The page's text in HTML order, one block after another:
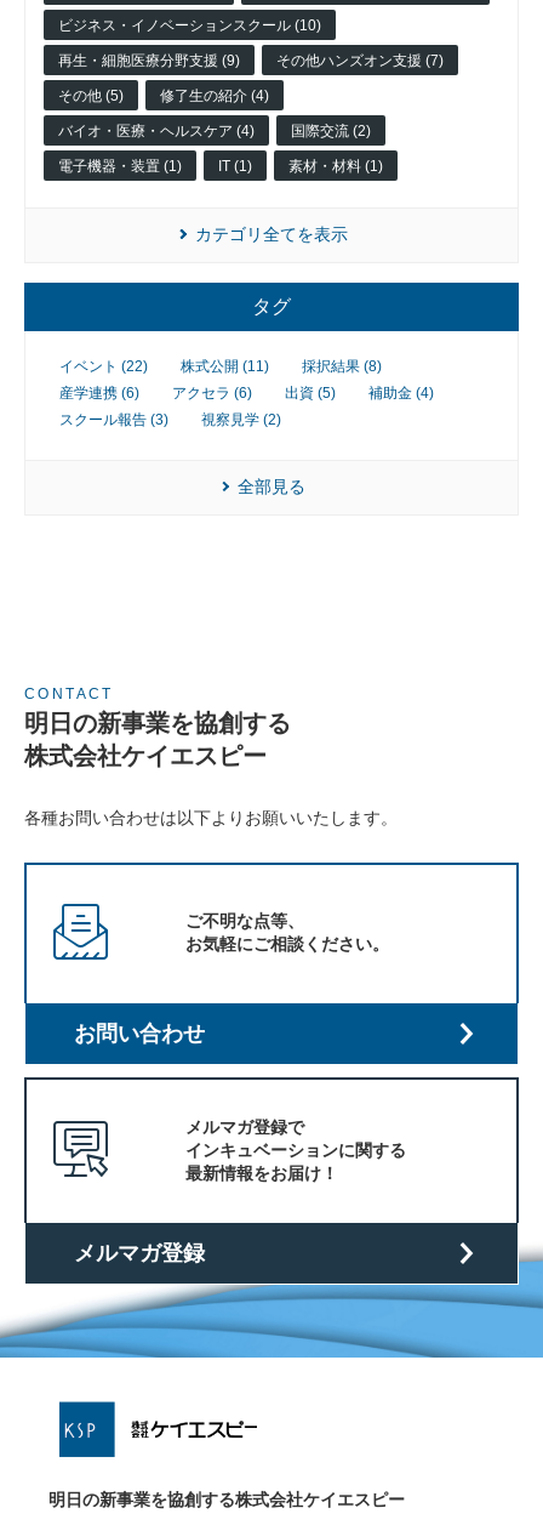
ビジネス・イノベーションスクール (10)
再生・細胞医療分野支援 (9) その他ハンズオン支援 (7)
その他 (5) 修了生の紹介 (4)
バイオ・医療・ヘルスケア (4) 国際交流 (2)
電子機器・装置 (1) IT (1) 素材・材料 (1)
カテゴリ全てを表示
タグ
イベント (22) 株式公開 (11)
採択結果 (8)
産学連携 (6)
アクセラ (6) 出資 (5)
補助金 (4)
スクール報告 (3)
視察見学 (2)
全部見る
CONTACT
明日の新事業を協創する
株式会社ケイエスピー
各種お問い合わせは以下よりお願いいたします。
ご不明な点等、
お気軽にご相談ください。
お問い合わせ
メルマガ登録で
インキュベーションに関する
最新情報をお届け！
メルマガ登録
明日の新事業を協創する株式会社ケイエスピー